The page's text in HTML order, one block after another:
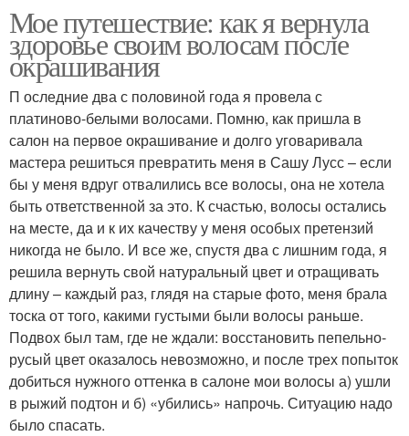
Мое путешествие: как я вернула
здоровье своим волосам после
окрашивания
П оследние два с половиной года я провела с
платиново-белыми волосами. Помню, как пришла в
салон на первое окрашивание и долго уговаривала
мастера решиться превратить меня в Сашу Лусс – если
бы у меня вдруг отвалились все волосы, она не хотела
быть ответственной за это. К счастью, волосы остались
на месте, да и к их качеству у меня особых претензий
никогда не было. И все же, спустя два с лишним года, я
решила вернуть свой натуральный цвет и отращивать
длину – каждый раз, глядя на старые фото, меня брала
тоска от того, какими густыми были волосы раньше.
Подвох был там, где не ждали: восстановить пепельно-
русый цвет оказалось невозможно, и после трех попыток
добиться нужного оттенка в салоне мои волосы а) ушли
в рыжий подтон и б) «убились» напрочь. Ситуацию надо
было спасать.